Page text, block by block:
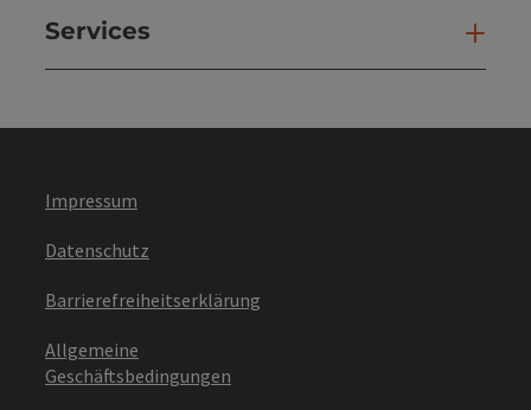
Services
Impressum
Datenschutz
Barrierefreiheitserklärung
Allgemeine
Geschäftsbedingungen